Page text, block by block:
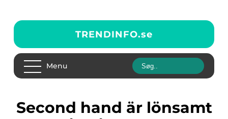
TRENDINFO.se
Menu
Second hand är lönsamt